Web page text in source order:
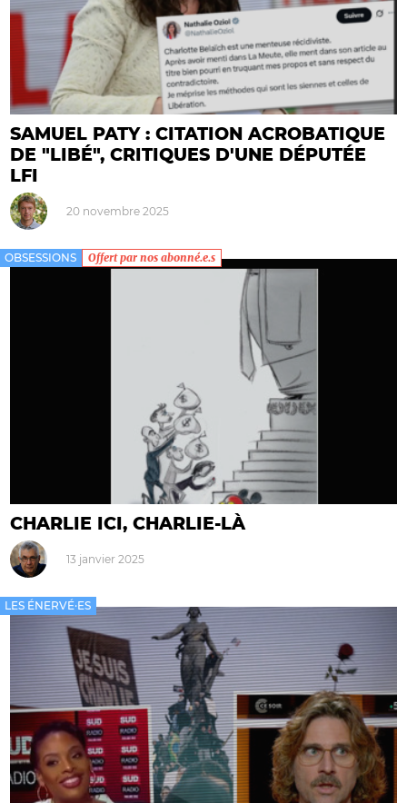
SAMUEL PATY : CITATION ACROBATIQUE
DE "LIBÉ", CRITIQUES D'UNE DÉPUTÉE
LFI
20 novembre 2025
OBSESSIONS Offert par nos abonné.e.s
CHARLIE ICI, CHARLIE-LÀ
13 janvier 2025
LES ÉNERVÉ·ES